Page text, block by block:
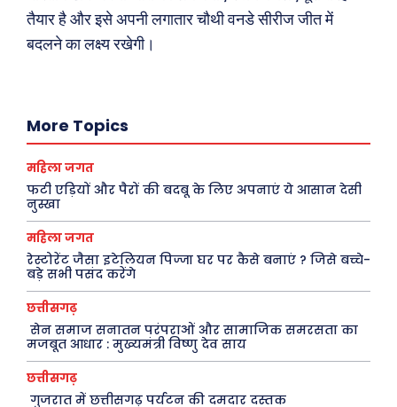
ख़बरें
छत्तीसगढ़
देश
दुनिया
अपराध
सरकारी योजना
मनोरंजन
वो ख़्वाबों के दिन
संस्मरण
मधुर वचन
तैयार है और इसे अपनी लगातार चौथी वनडे सीरीज जीत में
बदलने का लक्ष्य रखेगी।
More Topics
महिला जगत
फटी एड़ियों और पैरों की बदबू के लिए अपनाएं ये आसान देसी
नुस्खा
महिला जगत
रेस्टोरेंट जैसा इटेलियन पिज्जा घर पर कैसे बनाएं ? जिसे बच्चे-
बड़े सभी पसंद करेंगे
छत्तीसगढ़
सेन समाज सनातन परंपराओं और सामाजिक समरसता का
मजबूत आधार : मुख्यमंत्री विष्णु देव साय
छत्तीसगढ़
गुजरात में छत्तीसगढ़ पर्यटन की दमदार दस्तक